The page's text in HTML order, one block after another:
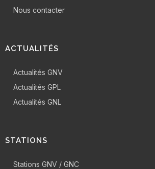
Nous contacter
ACTUALITÉS
Actualités GNV
Actualités GPL
Actualités GNL
STATIONS
Stations GNV / GNC